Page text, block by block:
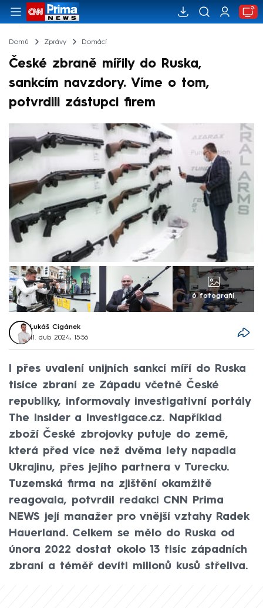
Domů Zprávy Domácí
České zbraně mířily do Ruska,
sankcím navzdory. Víme o tom,
potvrdili zástupci firem
6 fotografií
Lukáš Cigánek
11. dub 2024, 15:56
I přes uvalení unijních sankcí míří do Ruska
tisíce zbraní ze Západu včetně České
republiky, informovaly investigativní portály
The Insider a Investigace.cz. Například
zboží České zbrojovky putuje do země,
která před více než dvěma lety napadla
Ukrajinu, přes jejího partnera v Turecku.
Tuzemská firma na zjištění okamžitě
reagovala, potvrdil redakci CNN Prima
NEWS její manažer pro vnější vztahy Radek
Hauerland. Celkem se mělo do Ruska od
února 2022 dostat okolo 13 tisíc západních
zbraní a téměř devíti milionů kusů střeliva.